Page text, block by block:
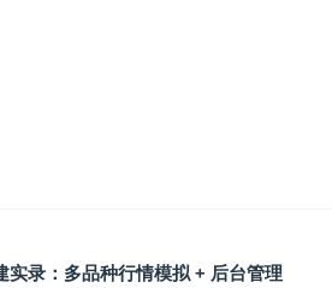
实录：多品种行情模拟 + 后台管理